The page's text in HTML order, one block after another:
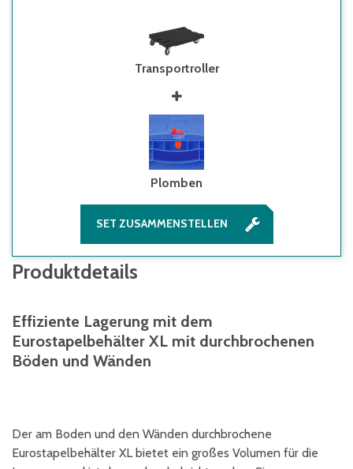
Transportroller
Plomben
SET ZUSAMMENSTELLEN
Produktdetails
Effiziente Lagerung mit dem
Eurostapelbehälter XL mit durchbrochenen
Böden und Wänden
Der am Boden und den Wänden durchbrochene
Eurostapelbehälter XL bietet ein großes Volumen für die